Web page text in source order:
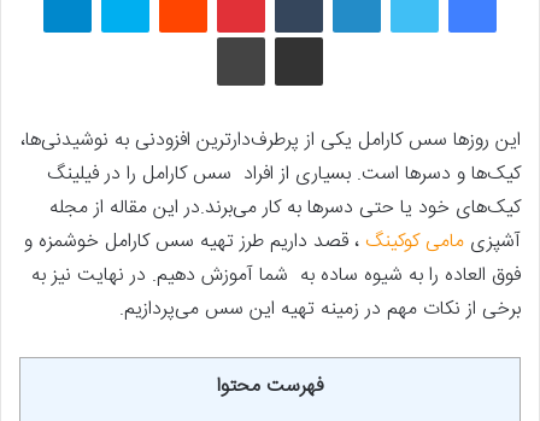
اشتراک گذاری با ایمیل
چاپ
این روزها سس کارامل یکی از پرطرف‌دارترین افزودنی به نوشیدنی‌ها،
کیک‌ها و دسرها است. بسیاری از افراد سس کارامل را در فیلینگ
کیک‌های خود یا حتی دسرها به کار می‌برند.در این مقاله از مجله
آشپزی مامی کوکینگ، قصد داریم طرز تهیه سس کارامل خوشمزه و
فوق العاده را به شیوه ساده به شما آموزش دهیم. در نهایت نیز به
برخی از نکات مهم در زمینه تهیه این سس می‌پردازیم.
فهرست محتوا